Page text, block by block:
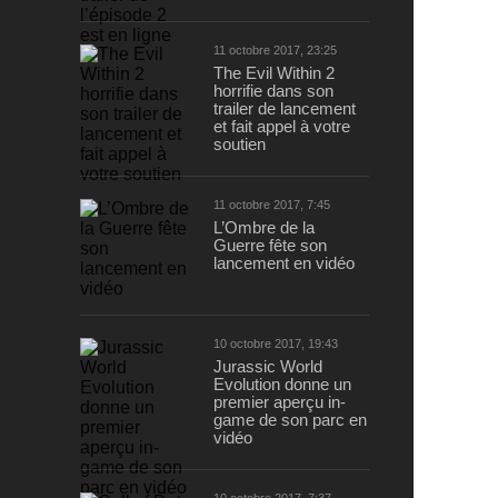
11 octobre 2017, 23:25
The Evil Within 2
horrifie dans son
trailer de lancement
et fait appel à votre
soutien
11 octobre 2017, 7:45
L’Ombre de la
Guerre fête son
lancement en vidéo
10 octobre 2017, 19:43
Jurassic World
Evolution donne un
premier aperçu in-
game de son parc en
vidéo